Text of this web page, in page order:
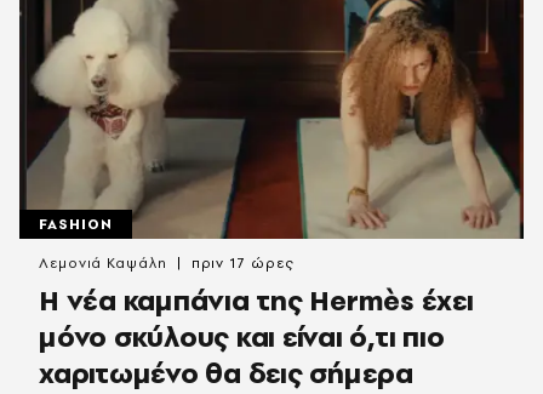
FASHION
Η νέα καμπάνια της Hermès έχει
μόνο σκύλους και είναι ό,τι πιο
χαριτωμένο θα δεις σήμερα
Λεμονιά Καψάλη πριν 17 ώρες